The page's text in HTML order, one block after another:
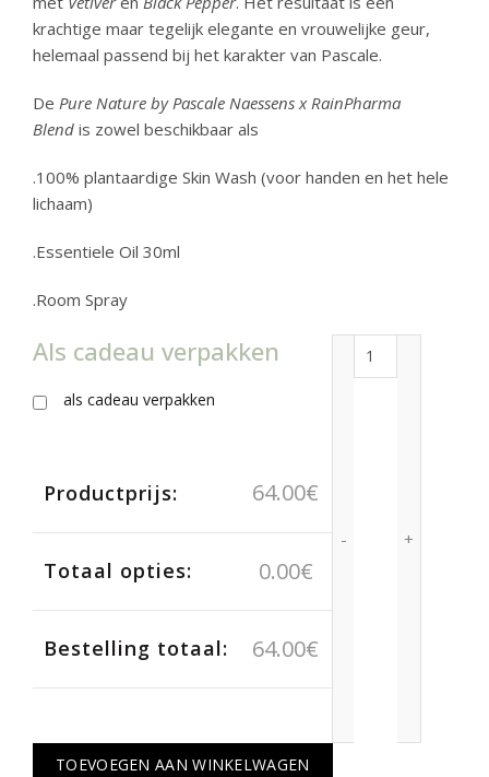
krachtige maar tegelijk elegante en vrouwelijke geur,
helemaal passend bij het karakter van Pascale.
De Pure Nature by Pascale Naessens x RainPharma
Blend is zowel beschikbaar als
.100% plantaardige Skin Wash (voor handen en het hele
lichaam)
.Essentiele Oil 30ml
.Room Spray
Als cadeau verpakken
als cadeau verpakken
Productprijs: 64.00€
Totaal opties: 0.00€
Bestelling totaal: 64.00€
TOEVOEGEN AAN WINKELWAGEN